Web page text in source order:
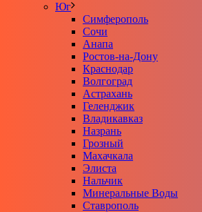
Юг
Симферополь
Сочи
Анапа
Ростов-на-Дону
Краснодар
Волгоград
Астрахань
Геленджик
Владикавказ
Назрань
Грозный
Махачкала
Элиста
Нальчик
Минеральные Воды
Ставрополь